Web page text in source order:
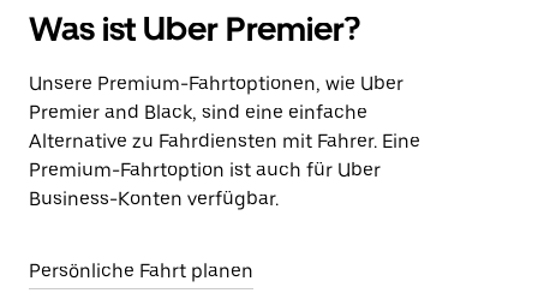
Was ist Uber Premier?
Unsere Premium-Fahrtoptionen, wie Uber
Premier and Black, sind eine einfache
Alternative zu Fahrdiensten mit Fahrer. Eine
Premium-Fahrtoption ist auch für Uber
Business-Konten verfügbar.
Persönliche Fahrt planen